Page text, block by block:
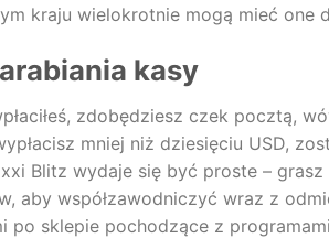
kraju wielokrotnie mogą mieć one
kasy
zdobędziesz czek pocztą,
mniej niż dziesięciu USD,
Blitz wydaje się być proste –
aby współzawodniczyć wraz z
po sklepie pochodzące z